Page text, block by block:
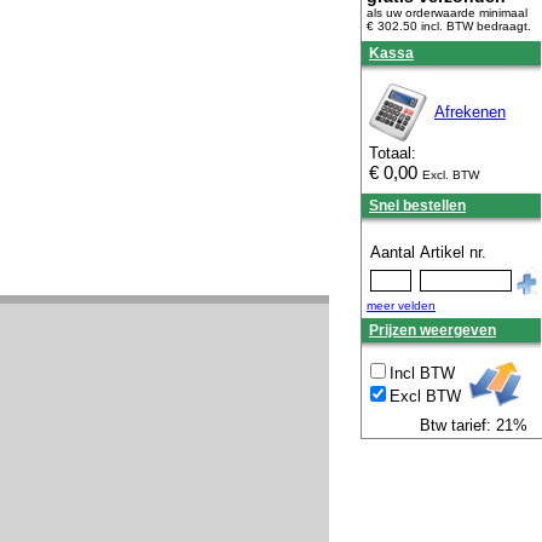
als uw orderwaarde minimaal
€ 302.50 incl. BTWbedraagt.
Kassa
Afrekenen
Totaal:
€ 0,00 Excl. BTW
Snel bestellen
Aantal Artikel nr.
meer velden
Prijzen weergeven
Incl BTW
Excl BTW
Btw tarief: 21%